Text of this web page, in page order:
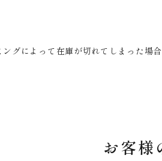
グによって在庫が切れてしまった
お客様